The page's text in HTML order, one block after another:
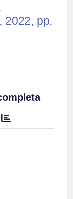
2022, pp.